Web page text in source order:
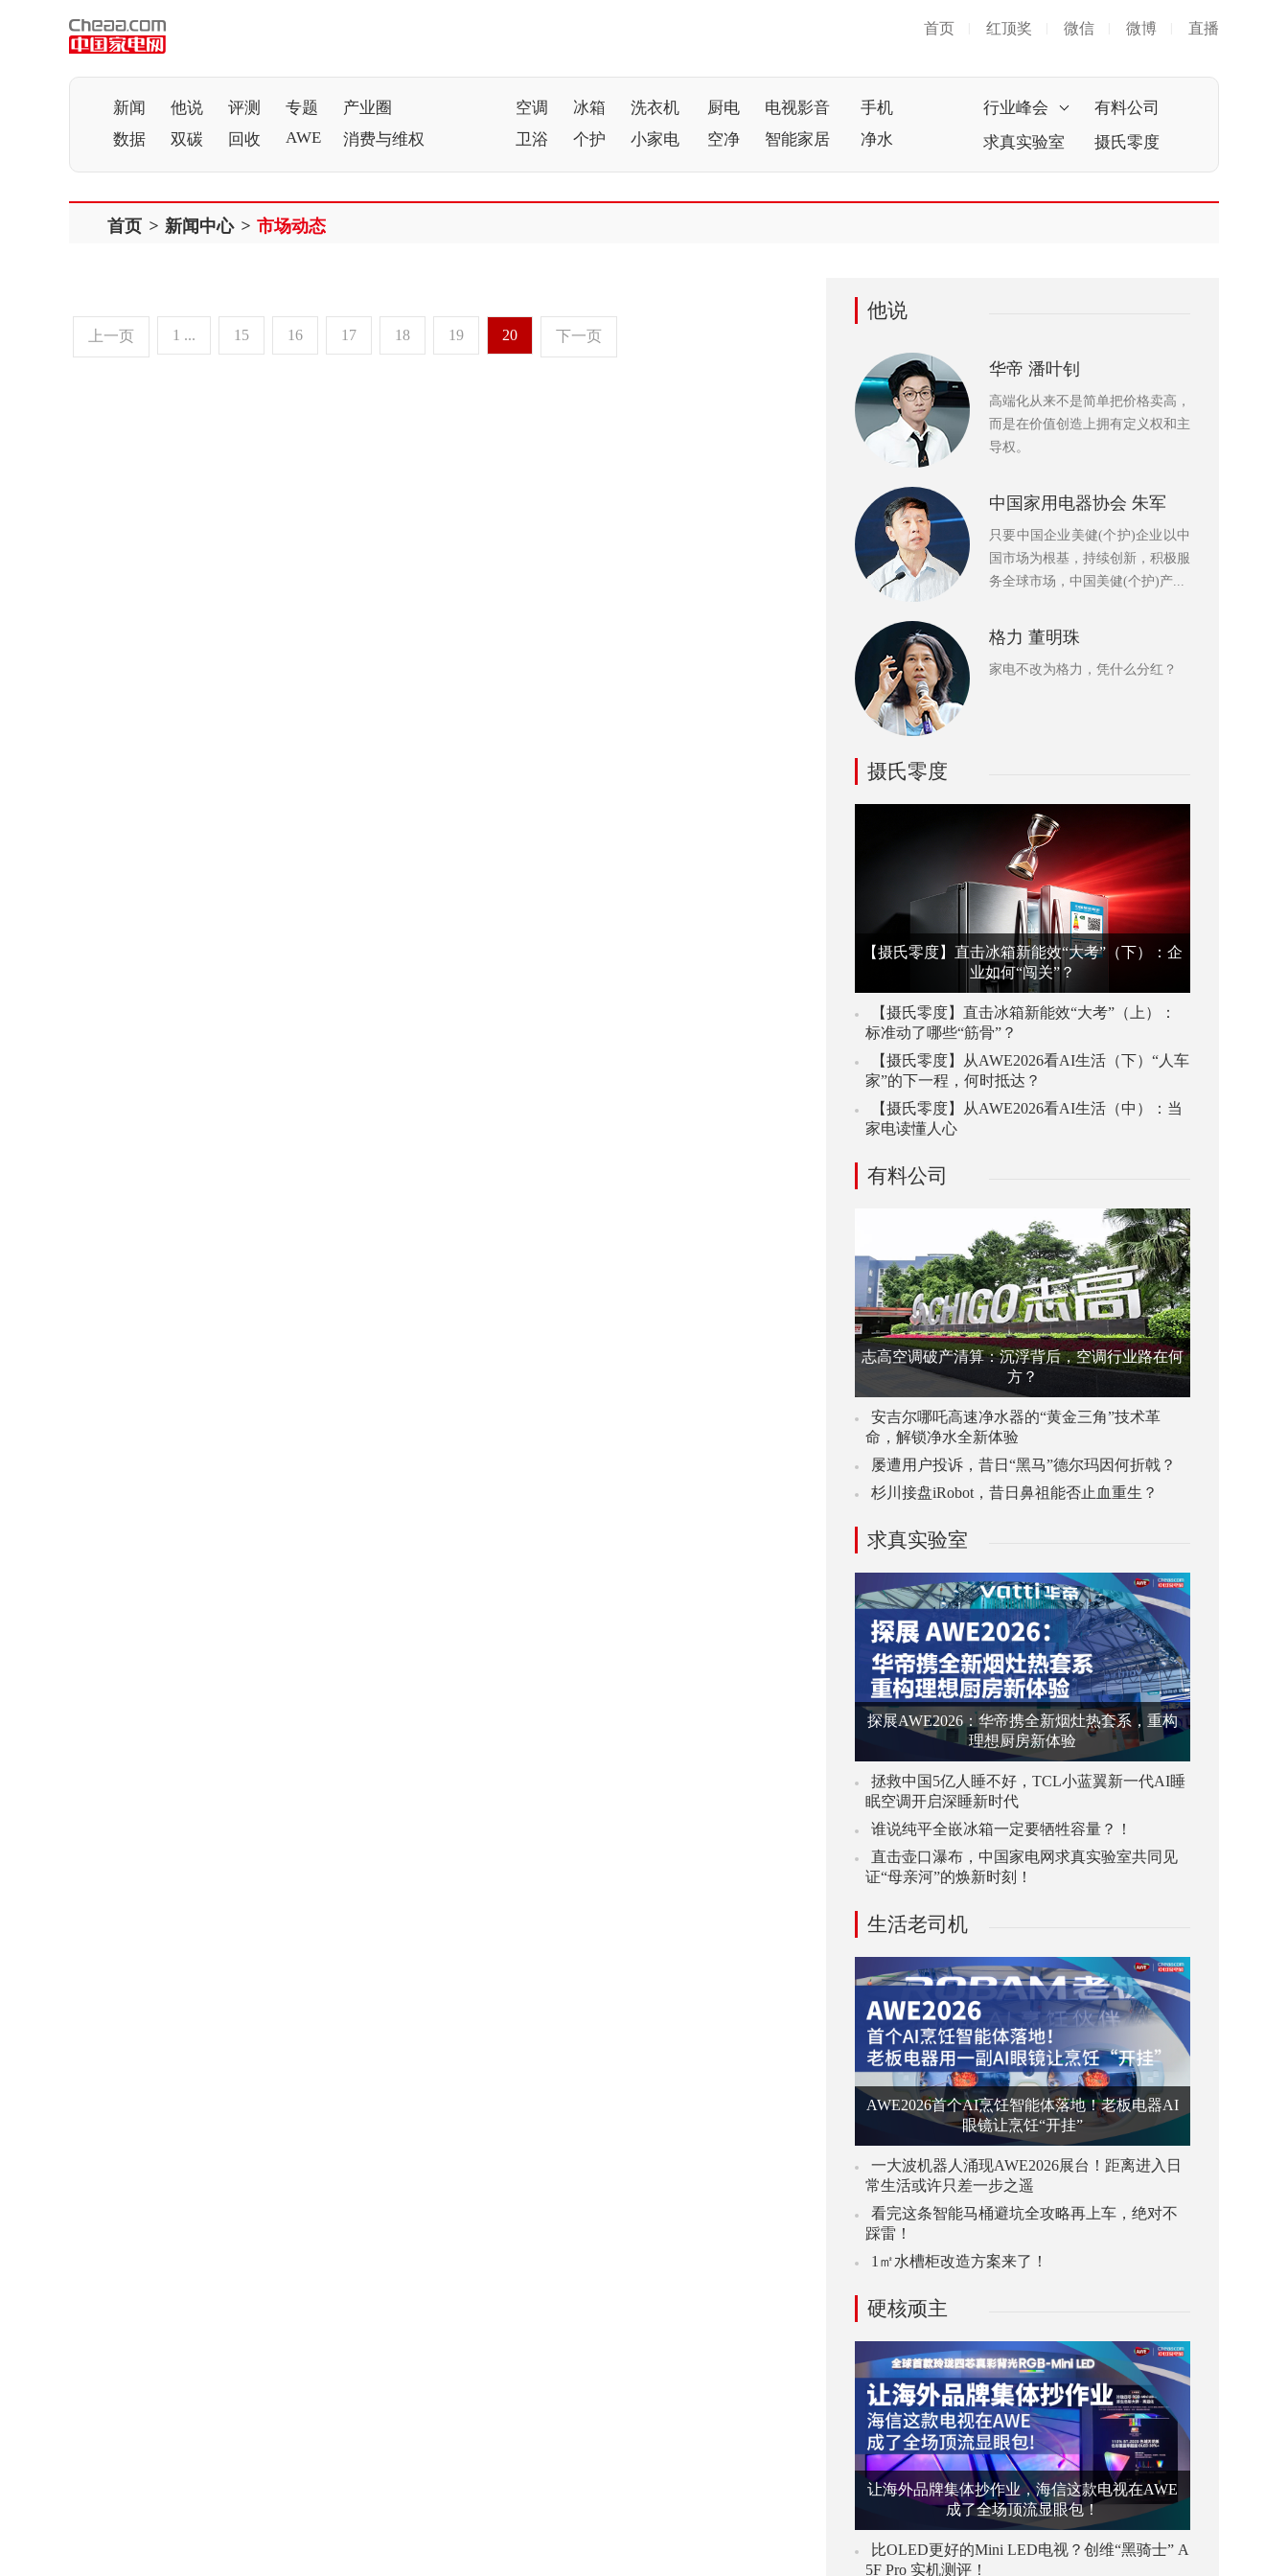
首页 红顶奖 微信 微博 直播
新闻 他说 评测 专题
产业圈
数据
双碳 回收 AWE 消费与维权
空调 冰箱 洗衣机 厨电 电视影音
手机
卫浴
个护 小家电 空净 智能家居 净水
行业峰会
有料公司
求真实验室
摄氏零度
首页 > 新闻中心 > 市场动态
上一页 1 ... 15 16 17 18 19 20 下一页
他说
华帝 潘叶钊
高端化从来不是简单把价格卖高，
而是在价值创造上拥有定义权和主
导权。
中国家用电器协会 朱军
只要中国企业美健(个护)企业以中
国市场为根基，持续创新，积极服
务全球市场，中国美健(个护)产...
格力 董明珠
家电不改为格力，凭什么分红？
摄氏零度
【摄氏零度】直击冰箱新能效“大考”（下）：企
业如何“闯关”？
【摄氏零度】直击冰箱新能效“大考”（上）：
标准动了哪些“筋骨”？
【摄氏零度】从AWE2026看AI生活（下）“人车
家”的下一程，何时抵达？
【摄氏零度】从AWE2026看AI生活（中）：当
家电读懂人心
有料公司
志高空调破产清算：沉浮背后，空调行业路在何
方？
安吉尔哪吒高速净水器的“黄金三角”技术革
命，解锁净水全新体验
屡遭用户投诉，昔日“黑马”德尔玛因何折戟？
杉川接盘iRobot，昔日鼻祖能否止血重生？
求真实验室
探展AWE2026：华帝携全新烟灶热套系，重构
理想厨房新体验
拯救中国5亿人睡不好，TCL小蓝翼新一代AI睡
眠空调开启深睡新时代
谁说纯平全嵌冰箱一定要牺牲容量？！
直击壶口瀑布，中国家电网求真实验室共同见
证“母亲河”的焕新时刻！
生活老司机
AWE2026首个AI烹饪智能体落地！老板电器AI
眼镜让烹饪“开挂”
一大波机器人涌现AWE2026展台！距离进入日
常生活或许只差一步之遥
看完这条智能马桶避坑全攻略再上车，绝对不
踩雷！
1㎡水槽柜改造方案来了！
硬核顽主
让海外品牌集体抄作业，海信这款电视在AWE
成了全场顶流显眼包！
比OLED更好的Mini LED电视？创维“黑骑士” A
5F Pro 实机测评！